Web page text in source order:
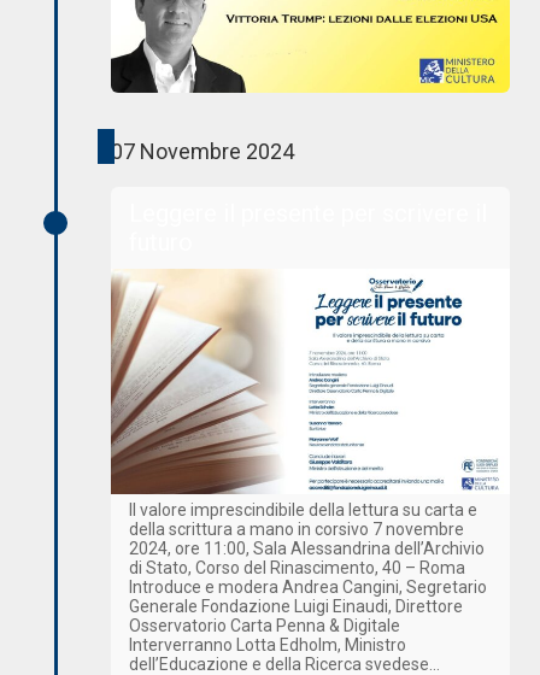
07 Novembre 2024
Il valore imprescindibile della lettura su carta e
della scrittura a mano in corsivo 7 novembre
2024, ore 11:00, Sala Alessandrina dell’Archivio
di Stato, Corso del Rinascimento, 40 – Roma
Introduce e modera Andrea Cangini, Segretario
Generale Fondazione Luigi Einaudi, Direttore
Osservatorio Carta Penna & Digitale
Interverranno Lotta Edholm, Ministro
dell’Educazione e della Ricerca svedese…